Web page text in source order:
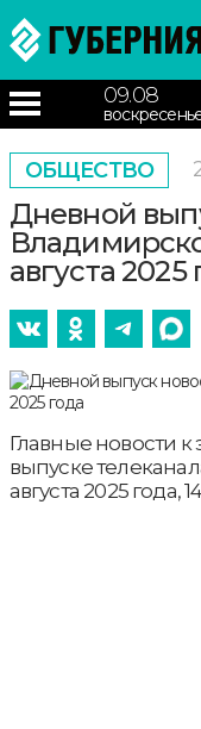
09.08
ОБЩЕСТВО
Дневной
августа 2025
Главные новости
выпуске
августа 2025 года,